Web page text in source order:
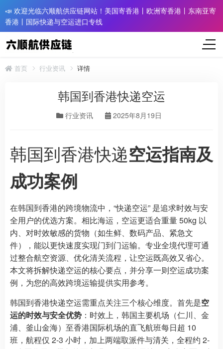
📣 欢迎光临六顺航供应链网站！美国寄香港丨欧洲寄香港丨东南亚寄
香港丨国际快递与空运进口专线
首页 行业资讯 详情
韩国到香港快递空运
行业资讯 2025年8月19日
韩国到香港快递空运指南及
成功案例
在韩国到香港的跨境物流中，“快递空运” 是追求时效与安
全用户的优选方案。相比海运，空运更适合重量 50kg 以
内、对时效敏感的货物（如生鲜、数码产品、紧急文
件），能以更快速度实现门到门运输。专业全境代理可通
过整合航空资源、优化清关流程，让空运既高效又省心。
本文将拆解快递空运的核心要点，并分享一则空运成功案
例，为您的高效跨境运输提供实用参考。
韩国到香港快递空运需重点关注三个核心维度。首先是空
运的时效与安全优势 ：时效上，韩国主要机场（仁川、金
浦、釜山金海）至香港国际机场的直飞航班每日超 10
班，航程仅 2-3 小时，加上两端取派件与清关，全程约 2-